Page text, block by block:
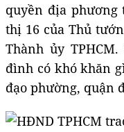
quyền địa phương
thị 16 của Thủ
Thành ủy
đình có khó khăn
đạo phường, quận